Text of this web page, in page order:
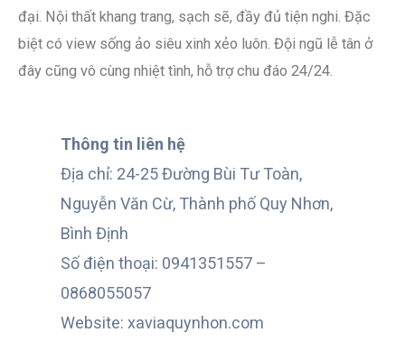
đại. Nội thất khang trang, sạch sẽ, đầy đủ tiện nghi. Đặc
biệt có view sống ảo siêu xinh xẻo luôn. Đội ngũ lễ tân ở
đây cũng vô cùng nhiệt tình, hỗ trợ chu đáo 24/24.
Thông tin liên hệ
Địa chỉ: 24-25 Đường Bùi Tư Toàn,
Nguyễn Văn Cừ, Thành phố Quy Nhơn,
Bình Định
Số điện thoại: 0941351557 –
0868055057
Website: xaviaquynhon.com